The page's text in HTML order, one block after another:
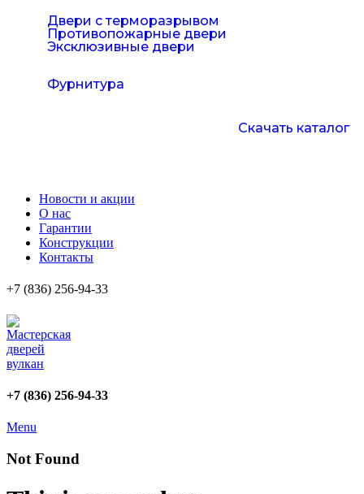
Двери с терморазрывом
Противопожарные двери
Эксклюзивные двери
Фурнитура
Скачать каталог
Новости и акции
О нас
Гарантии
Конструкции
Контакты
+7 (836) 256-94-33
+7 (836) 256-94-33
Menu
Not Found